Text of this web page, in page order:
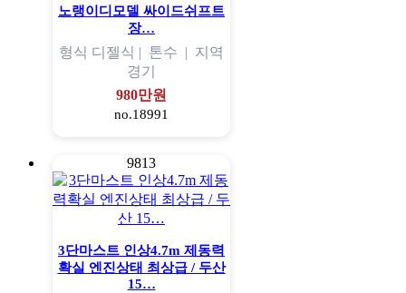
노랭이디모델 싸이드쉬프트
장…
형식 디젤식 | 톤수 | 지역
경기
980만원
no.18991
9813
3단마스트 인상4.7m 제동력
확실 엔진상태 최상급 / 두산
15…